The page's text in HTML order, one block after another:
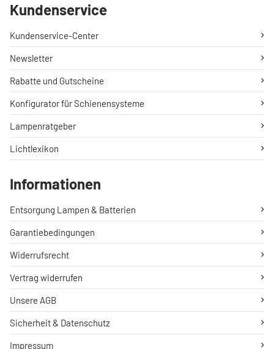
Kundenservice
Kundenservice-Center
Newsletter
Rabatte und Gutscheine
Konfigurator für Schienensysteme
Lampenratgeber
Lichtlexikon
Informationen
Entsorgung Lampen & Batterien
Garantiebedingungen
Widerrufsrecht
Vertrag widerrufen
Unsere AGB
Sicherheit & Datenschutz
Impressum